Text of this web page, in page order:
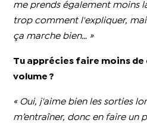
me prends également moins
trop comment l'expliquer,
ça marche bien… »
Tu apprécies faire moins de
volume ?
« Oui, j'aime bien les sorties
m’entraîner, donc en faire un